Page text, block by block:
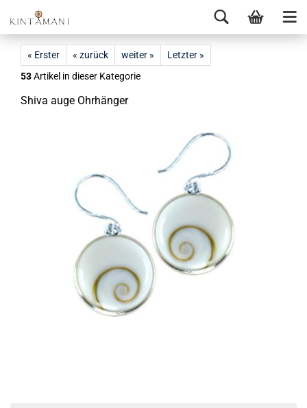
« Erster « zurück weiter »
Letzter »
53Artikel in dieser Kategorie
Shiva auge Ohr­hän­ger